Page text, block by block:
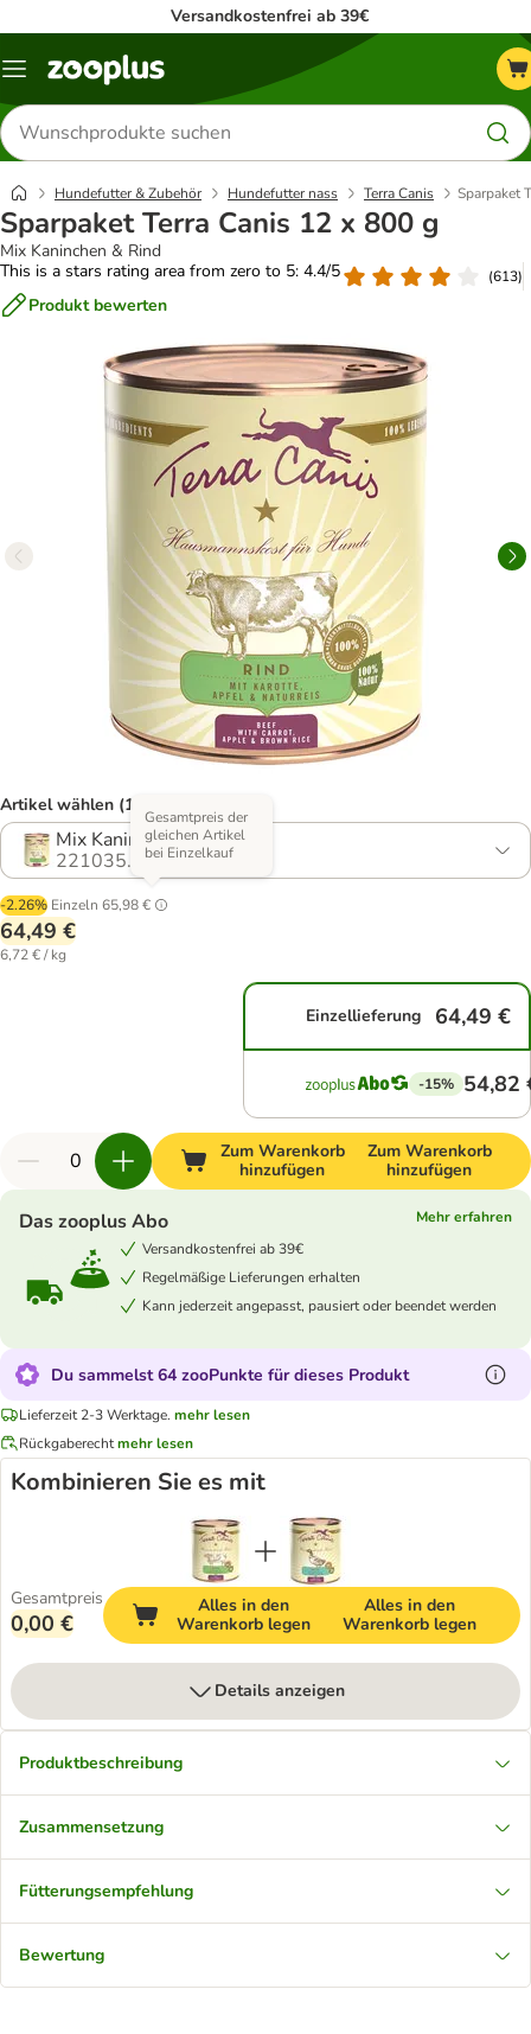
Versandkostenfrei ab 39€
Menü
Produkte
suchen
Hundefutter & Zubehör Hundefutter nass Terra Canis Sparpaket
Sparpaket Terra Canis 12 x 800 g
Mix Kaninchen & Rind
This is a stars rating area from zero to 5: 4.4/5
(613)
Produkt bewerten
Artikel wählen (11 Varianten)
Mix Kaninchen & Rind
221035.11
-2.26% Einzeln 65,98 €
Gesamtpreis der
gleichen Artikel
bei Einzelkauf
64,49 €
6,72 € / kg
Einzellieferung 64,49 €
-15% 54,82
Zum Warenkorb
hinzufügen
Zum Warenkorb
hinzufügen
Das zooplus Abo
Mehr erfahren
Versandkostenfrei ab 39€
Regelmäßige Lieferungen erhalten
Kann jederzeit angepasst, pausiert oder beendet werden
Du sammelst 64 zooPunkte für dieses Produkt
Lieferzeit 2-3 Werktage. mehr lesen
Rückgaberechtmehr lesen
Kombinieren Sie es mit
Gesamtpreis
0,00 €
Alles in den
Warenkorb legen
Alles in den
Warenkorb legen
Details anzeigen
Produktbeschreibung
Zusammensetzung
Fütterungsempfehlung
Bewertung